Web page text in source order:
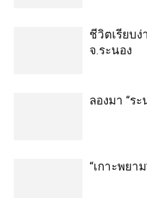
ชีวิตเรียบง่
จ.ระนอง
ลองมา “ร
“เกาะพยา